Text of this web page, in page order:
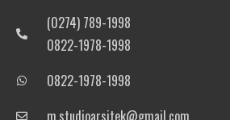
(0274) 789-1998
0822-1978-1998
0822-1978-1998
m.studioarsitek@gmail.com